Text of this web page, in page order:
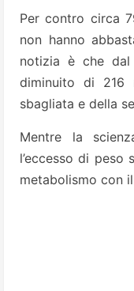
Per contro circa
non hanno
notizia è che
diminuito di 216
sbagliata e della
Mentre la
l’eccesso di
metabolismo con